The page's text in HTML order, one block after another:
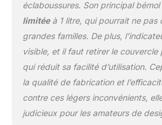
l'intérieur
vous
tasse
rapide.
tasse
éclaboussures. Son principal bémol
limitéeà 1 litre, qui pourrait ne pas
grandes familles. De plus,
visible, et il faut retirer le couvercle
qui réduit sa facilité d’utilisation.
la qualité de fabrication et
contre ces légers inconvénients,
judicieux pour les amateurs de